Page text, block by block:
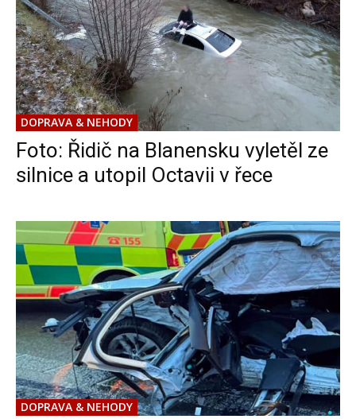
DOPRAVA & NEHODY
Foto: Řidič na Blanensku vyletěl ze
silnice a utopil Octavii v řece
DOPRAVA & NEHODY